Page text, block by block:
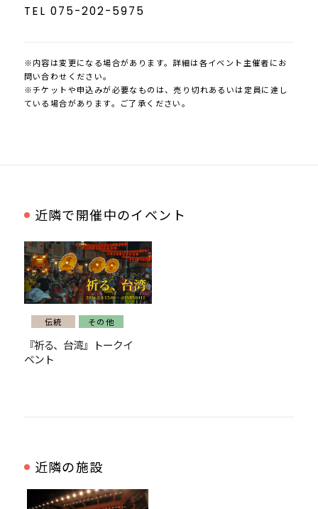
TEL 075-202-5975
※内容は変更になる場合があります。詳細は各イベント主催者にお
問い合わせください。
※チケットや申込みが必要なものは、売り切れあるいは定員に達し
ている場合があります。ご了承ください。
近隣で開催中のイベント
伝統 その他
『祈る、台湾』トークイ
ベント
近隣の施設